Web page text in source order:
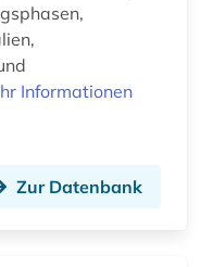
Informationen
Zur Datenbank